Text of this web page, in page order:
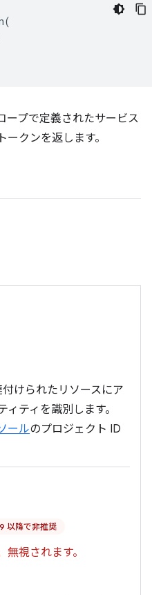
(
ープで定義されたサービス
クンを返します。
けられたリソースにア
ティを識別します。
ールのプロジェクト ID
以降で非推奨
視されます。